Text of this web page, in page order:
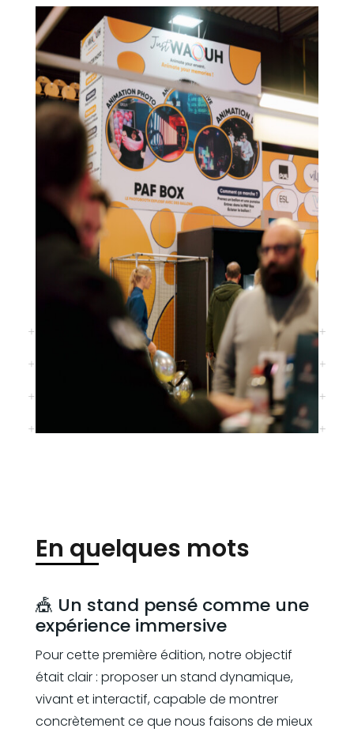
En quelques mots
🎪 Un stand pensé comme une
expérience immersive
Pour cette première édition, notre objectif
était clair : proposer un stand dynamique,
vivant et interactif, capable de montrer
concrètement ce que nous faisons de mieux